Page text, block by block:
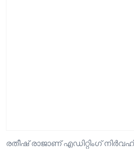
രതീഷ് രാജാണ് എഡിറ്റിംഗ്